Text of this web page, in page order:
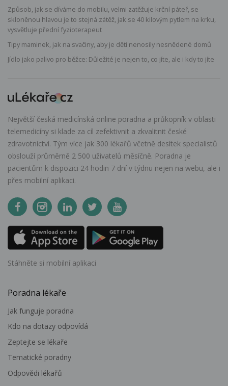
Způsob, jak se díváme do mobilu, velmi zatěžuje krční páteř, se
skloněnou hlavou je to stejná zátěž, jak se 40 kilovým pytlem na krku,
vysvětluje přední fyzioterapeut
Tipy maminek, jak na svačiny, aby je děti nenosily nesnědené domů
Jídlo jako palivo pro běžce: Důležité je nejen to, co jíte, ale i kdy to jíte
Největší česká medicínská online poradna a průkopník v oblasti
telemedicíny si klade za cíl zefektivnit a zkvalitnit české
zdravotnictví. Tým více jak 300 lékařů včetně desítek specialistů
obslouží průměrně 2 500 uživatelů měsíčně. Poradna je
pacientům k dispozici 24 hodin 7 dní v týdnu nejen na webu, ale i
přes mobilní aplikaci.
Stáhněte si mobilní aplikaci
Poradna lékaře
Jak funguje poradna
Kdo na dotazy odpovídá
Zeptejte se lékaře
Tematické poradny
Odpovědi lékařů